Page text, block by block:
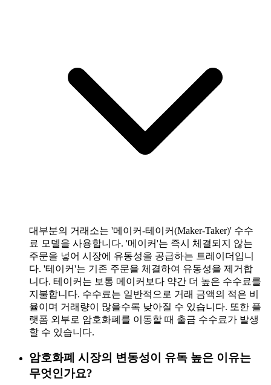
대부분의 거래소는 '메이커-테이커(Maker-Taker)' 수수
료 모델을 사용합니다. '메이커'는 즉시 체결되지 않는
주문을 넣어 시장에 유동성을 공급하는 트레이더입니
다. '테이커'는 기존 주문을 체결하여 유동성을 제거합
니다. 테이커는 보통 메이커보다 약간 더 높은 수수료를
지불합니다. 수수료는 일반적으로 거래 금액의 적은 비
율이며 거래량이 많을수록 낮아질 수 있습니다. 또한 플
랫폼 외부로 암호화폐를 이동할 때 출금 수수료가 발생
할 수 있습니다.
암호화폐 시장의 변동성이 유독 높은 이유는
무엇인가요?